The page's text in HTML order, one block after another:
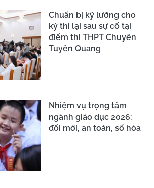
Chuẩn bị kỹ lưỡng cho
kỳ thi lại sau sự cố tại
điểm thi THPT Chuyên
Tuyên Quang
Nhiệm vụ trọng tâm
ngành giáo dục 2026:
đổi mới, an toàn, số hóa